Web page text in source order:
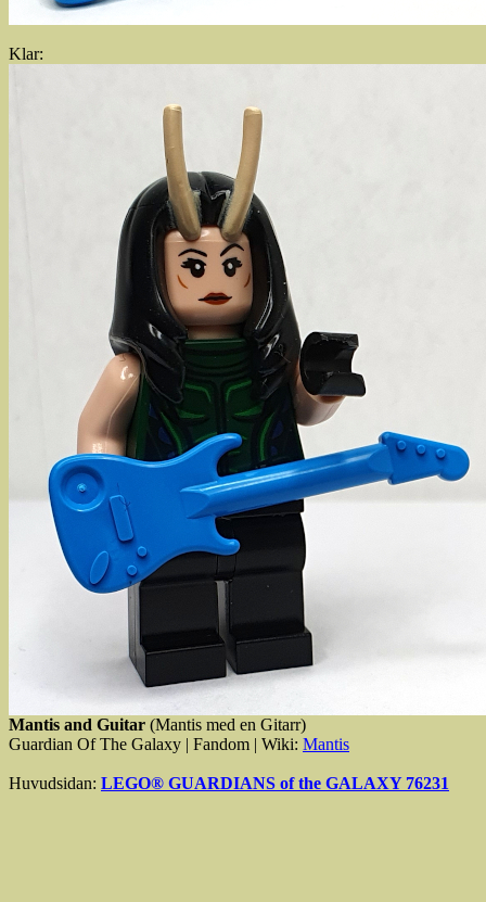
Klar:
Mantis and Guitar (Mantis med en Gitarr)
Guardian Of The Galaxy | Fandom | Wiki: Mantis
Huvudsidan: LEGO® GUARDIANS of the GALAXY 76231